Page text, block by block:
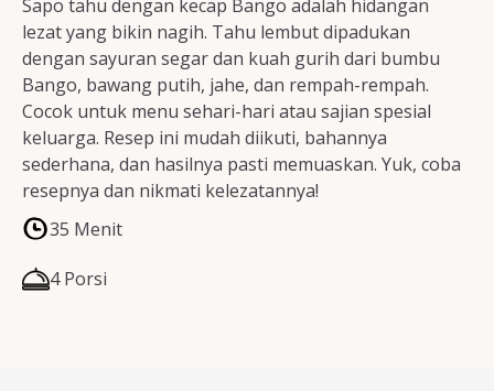
Resep Tempe/Tahu
Resep Sayuran
Sapo tahu dengan kecap Bango adalah hidangan
lezat yang bikin nagih. Tahu lembut dipadukan
dengan sayuran segar dan kuah gurih dari bumbu
Bango, bawang putih, jahe, dan rempah-rempah.
Cocok untuk menu sehari-hari atau sajian spesial
keluarga. Resep ini mudah diikuti, bahannya
sederhana, dan hasilnya pasti memuaskan. Yuk, coba
resepnya dan nikmati kelezatannya!
35 Menit
4 Porsi